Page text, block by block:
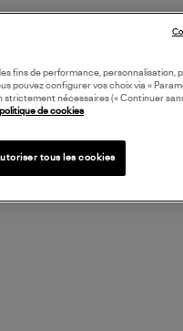
fins de performance, personnalisation,
pouvez configurer vos choix via «
strictement nécessaires (« Continuer
de cookies
tous les cookies